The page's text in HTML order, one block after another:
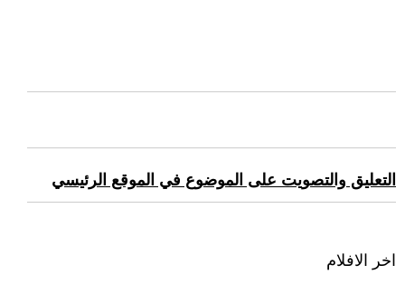
التعليق والتصويت على الموضوع في الموقع الرئيسي
اخر الافلام